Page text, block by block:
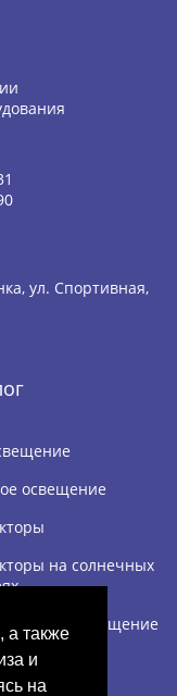
а также
и
на
ул. Спортивная,
освещение
на солнечных
освещение
освещение